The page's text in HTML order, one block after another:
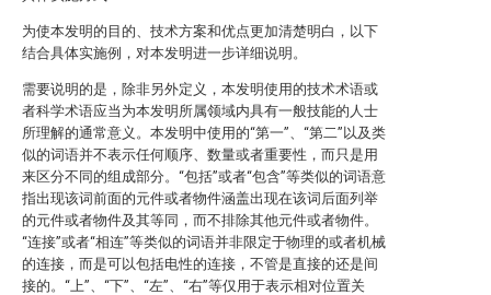
为使本发明的目的、技术方案和优点更加清楚明白，以下
结合具体实施例，对本发明进一步详细说明。
需要说明的是，除非另外定义，本发明使用的技术术语或
者科学术语应当为本发明所属领域内具有一般技能的人士
所理解的通常意义。本发明中使用的“第一”、“第二”以及类
似的词语并不表示任何顺序、数量或者重要性，而只是用
来区分不同的组成部分。“包括”或者“包含”等类似的词语意
指出现该词前面的元件或者物件涵盖出现在该词后面列举
的元件或者物件及其等同，而不排除其他元件或者物件。
“连接”或者“相连”等类似的词语并非限定于物理的或者机械
的连接，而是可以包括电性的连接，不管是直接的还是间
接的。“上”、“下”、“左”、“右”等仅用于表示相对位置关